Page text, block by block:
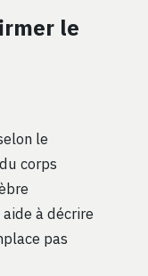
le
le
corps
à décrire
pas